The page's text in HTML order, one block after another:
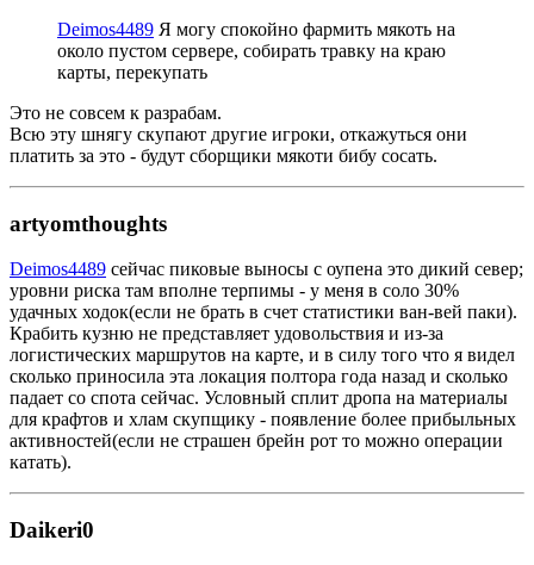
Deimos4489 Я могу спокойно фармить мякоть на
около пустом сервере, собирать травку на краю
карты, перекупать
Это не совсем к разрабам.
Всю эту шнягу скупают другие игроки, откажуться они
платить за это - будут сборщики мякоти бибу сосать.
artyomthoughts
Deimos4489 сейчас пиковые выносы с оупена это дикий север;
уровни риска там вполне терпимы - у меня в соло 30%
удачных ходок(если не брать в счет статистики ван-вей паки).
Крабить кузню не представляет удовольствия и из-за
логистических маршрутов на карте, и в силу того что я видел
сколько приносила эта локация полтора года назад и сколько
падает со спота сейчас. Условный сплит дропа на материалы
для крафтов и хлам скупщику - появление более прибыльных
активностей(если не страшен брейн рот то можно операции
катать).
Daikeri0